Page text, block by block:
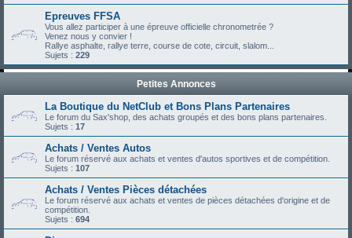
Epreuves FFSA
Vous allez participer à une épreuve officielle chronometrée ?
Venez nous y convier !
Rallye asphalte, rallye terre, course de cote, circuit, slalom...
Sujets : 229
Petites Annonces
La Boutique du NetClub et Bons Plans Partenaires
Le forum du Sax'shop, des achats groupés et des bons plans partenaires.
Sujets : 17
Achats / Ventes Autos
Le forum réservé aux achats et ventes d'autos sportives et de compétition.
Sujets : 107
Achats / Ventes Pièces détachées
Le forum réservé aux achats et ventes de pièces détachées d'origine et de
compétition.
Sujets : 694